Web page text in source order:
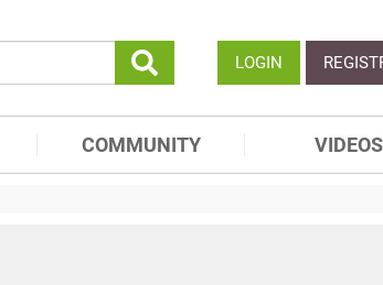
LOGIN
COMMUNITY VIDEOS